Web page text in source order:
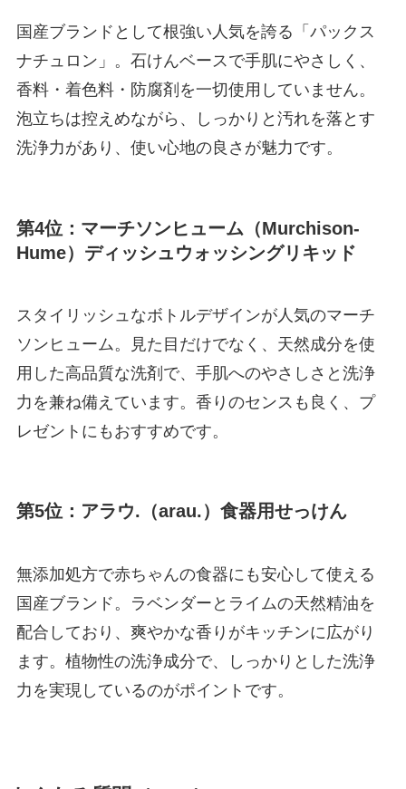
国産ブランドとして根強い人気を誇る「パックス
ナチュロン」。石けんベースで手肌にやさしく、
香料・着色料・防腐剤を一切使用していません。
泡立ちは控えめながら、しっかりと汚れを落とす
洗浄力があり、使い心地の良さが魅力です。
第4位：マーチソンヒューム（Murchison-
Hume）ディッシュウォッシングリキッド
スタイリッシュなボトルデザインが人気のマーチ
ソンヒューム。見た目だけでなく、天然成分を使
用した高品質な洗剤で、手肌へのやさしさと洗浄
力を兼ね備えています。香りのセンスも良く、プ
レゼントにもおすすめです。
第5位：アラウ.（arau.）食器用せっけん
無添加処方で赤ちゃんの食器にも安心して使える
国産ブランド。ラベンダーとライムの天然精油を
配合しており、爽やかな香りがキッチンに広がり
ます。植物性の洗浄成分で、しっかりとした洗浄
力を実現しているのがポイントです。